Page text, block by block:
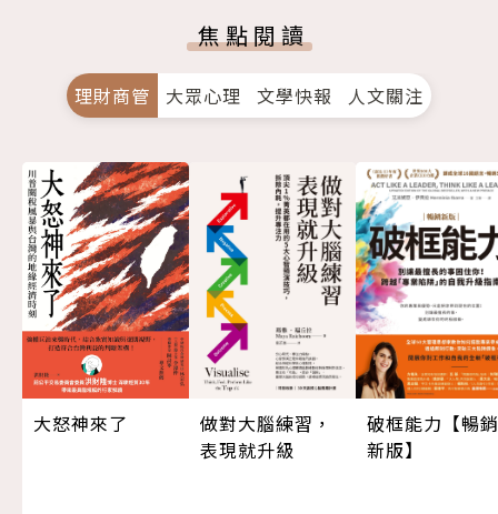
焦點閱讀
理財商管 大眾心理 文學快報 人文關注
大怒神來了
做對大腦練習，
表現就升級
破框能力【暢銷
新版】